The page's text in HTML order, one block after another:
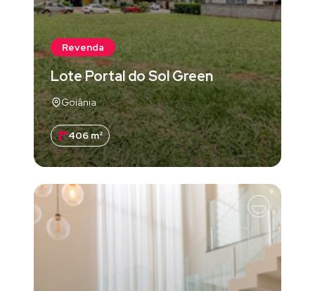
Revenda
Lote Portal do Sol Green
Goiânia
406 m²